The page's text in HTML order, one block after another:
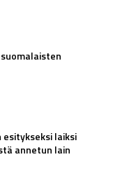
laiksi
annetun lain